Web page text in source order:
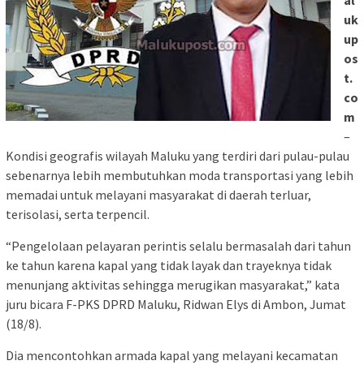
uk
up
os
t.
co
m
–
Kondisi geografis wilayah Maluku yang terdiri dari pulau-pulau
sebenarnya lebih membutuhkan moda transportasi yang lebih
memadai untuk melayani masyarakat di daerah terluar,
terisolasi, serta terpencil.
“Pengelolaan pelayaran perintis selalu bermasalah dari tahun
ke tahun karena kapal yang tidak layak dan trayeknya tidak
menunjang aktivitas sehingga merugikan masyarakat,” kata
juru bicara F-PKS DPRD Maluku, Ridwan Elys di Ambon, Jumat
(18/8).
Dia mencontohkan armada kapal yang melayani kecamatan